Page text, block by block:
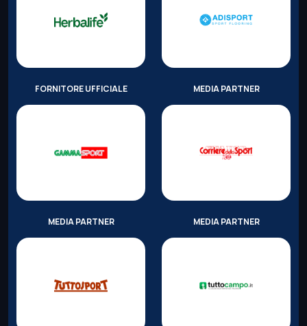
FORNITORE UFFICIALE MEDIA PARTNER
MEDIA PARTNER MEDIA PARTNER